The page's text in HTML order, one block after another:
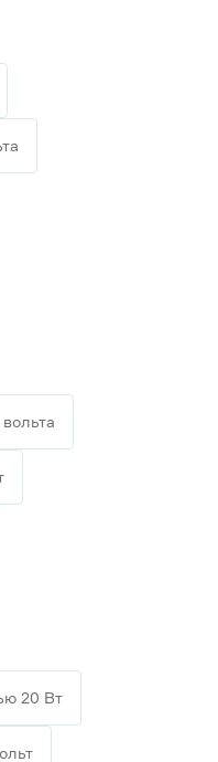
20 Вт